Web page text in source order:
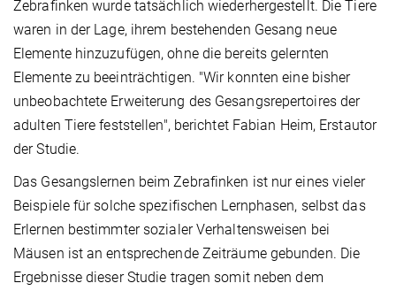
Zebrafinken wurde tatsächlich wiederhergestellt. Die Tiere
waren in der Lage, ihrem bestehenden Gesang neue
Elemente hinzuzufügen, ohne die bereits gelernten
Elemente zu beeinträchtigen. "Wir konnten eine bisher
unbeobachtete Erweiterung des Gesangsrepertoires der
adulten Tiere feststellen", berichtet Fabian Heim, Erstautor
der Studie.
Das Gesangslernen beim Zebrafinken ist nur eines vieler
Beispiele für solche spezifischen Lernphasen, selbst das
Erlernen bestimmter sozialer Verhaltensweisen bei
Mäusen ist an entsprechende Zeiträume gebunden. Die
Ergebnisse dieser Studie tragen somit neben dem